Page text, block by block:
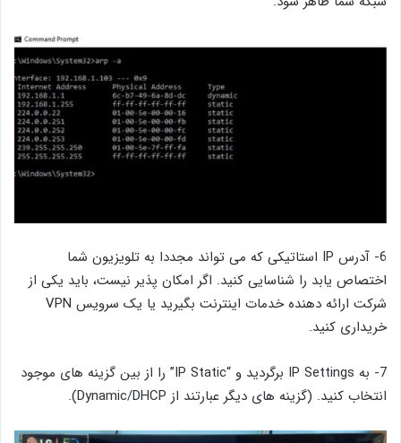
6- آدرس IP استاتیکی که می ‌تواند مجددا به تلویزیون شما
اختصاص یابد را شناسایی کنید. اگر امکان ‌پذیر نیست، باید یکی از
شرکت ارائه‌ دهنده خدمات اینترنت بگیرید یا یک سرویس VPN
خریداری کنید.
7- به IP Settings برگردید و “IP Static” را از بین گزینه‌ های موجود
انتخاب کنید. (گزینه‌ های دیگر عبارتند از Dynamic/DHCP).